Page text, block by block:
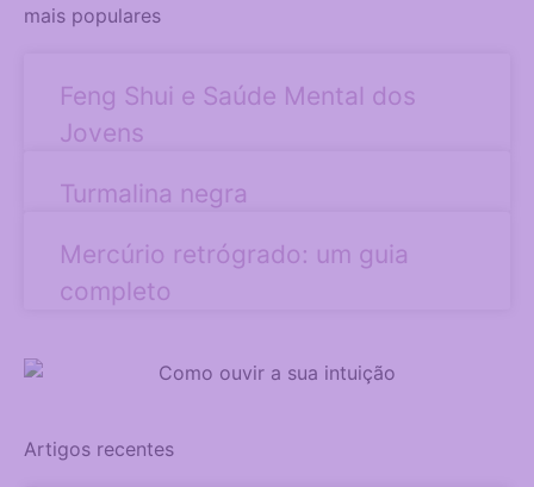
mais populares
Feng Shui e Saúde Mental dos
Jovens
Turmalina negra
Mercúrio retrógrado: um guia
completo
Artigos recentes